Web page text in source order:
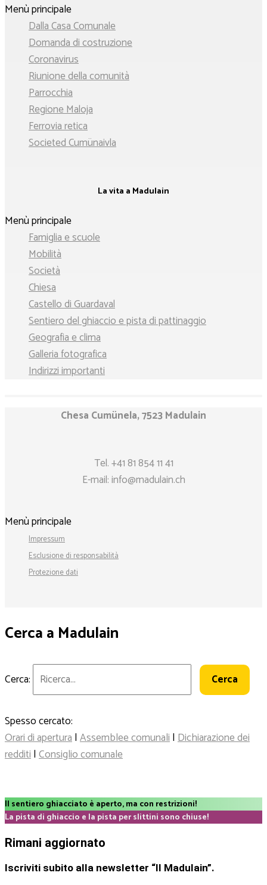
Menù principale
Dalla Casa Comunale
Domanda di costruzione
Coronavirus
Riunione della comunità
Parrocchia
Regione Maloja
Ferrovia retica
Societed Cumünaivla
La vita a Madulain
Menù principale
Famiglia e scuole
Mobilità
Società
Chiesa
Castello di Guardaval
Sentiero del ghiaccio e pista di pattinaggio
Geografia e clima
Galleria fotografica
Indirizzi importanti
Chesa Cumünela, 7523 Madulain
Tel.+41 81 854 11 41
E-mail:info@madulain.ch
Menù principale
Impressum
Esclusione di responsabilità
Protezione dati
Cerca a Madulain
Cerca:
Spesso cercato:
Orari di apertura|Assemblee comunali|Dichiarazione dei
redditi|Consiglio comunale
Il sentiero ghiacciato è aperto, ma con restrizioni!
La pista di ghiaccio e la pista per slittini sono chiuse!
Rimani aggiornato
Iscriviti subito alla newsletter “Il Madulain”.